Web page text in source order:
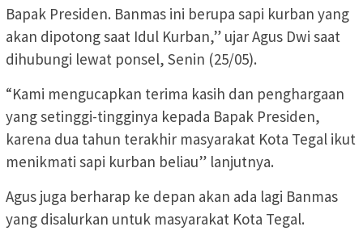
Bapak Presiden. Banmas ini berupa sapi kurban yang
akan dipotong saat Idul Kurban,” ujar Agus Dwi saat
dihubungi lewat ponsel, Senin (25/05).
“Kami mengucapkan terima kasih dan penghargaan
yang setinggi-tingginya kepada Bapak Presiden,
karena dua tahun terakhir masyarakat Kota Tegal ikut
menikmati sapi kurban beliau” lanjutnya.
Agus juga berharap ke depan akan ada lagi Banmas
yang disalurkan untuk masyarakat Kota Tegal.